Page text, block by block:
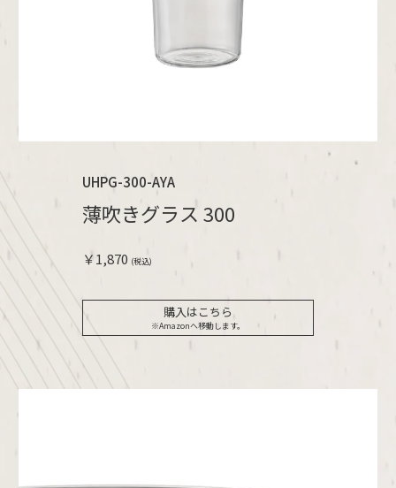
UHPG-300-AYA
薄吹きグラス 300
￥1,870 (税込)
購入はこちら
※Amazonへ移動します。